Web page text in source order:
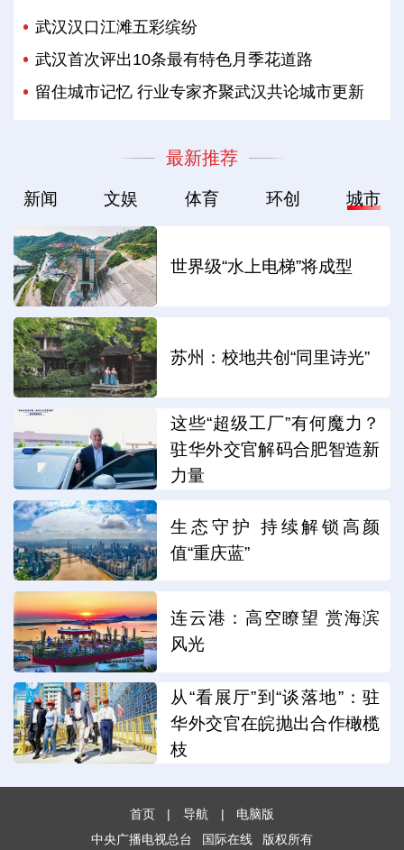
武汉汉口江滩五彩缤纷
武汉首次评出10条最有特色月季花道路
留住城市记忆 行业专家齐聚武汉共论城市更新
最新推荐
新闻 文娱 体育 环创 城市
世界级“水上电梯”将成型
苏州：校地共创“同里诗光”
这些“超级工厂”有何魔力？
驻华外交官解码合肥智造新
力量
生态守护 持续解锁高颜
值“重庆蓝”
连云港：高空瞭望 赏海滨
风光
从“看展厅”到“谈落地”：驻
华外交官在皖抛出合作橄榄
枝
首页 | 导航 |
电脑版
中央广播电视总台
国际在线 版权所有